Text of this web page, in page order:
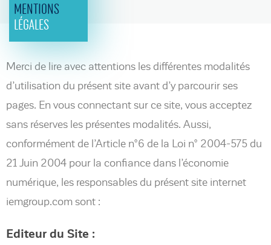
MENTIONS
LÉGALES
Merci de lire avec attentions les différentes modalités
d’utilisation du présent site avant d’y parcourir ses
pages. En vous connectant sur ce site, vous acceptez
sans réserves les présentes modalités. Aussi,
conformément de l’Article n°6 de la Loi n° 2004-575 du
21 Juin 2004 pour la confiance dans l’économie
numérique, les responsables du présent site internet
iemgroup.com sont :
Editeur du Site :